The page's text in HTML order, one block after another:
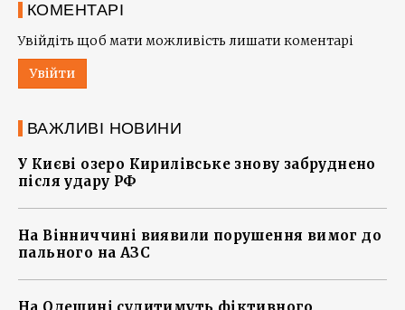
КОМЕНТАРІ
Увійдіть щоб мати можливість лишати коментарі
Увійти
ВАЖЛИВІ НОВИНИ
У Києві озеро Кирилівське знову забруднено
після удару РФ
На Вінниччині виявили порушення вимог до
пального на АЗС